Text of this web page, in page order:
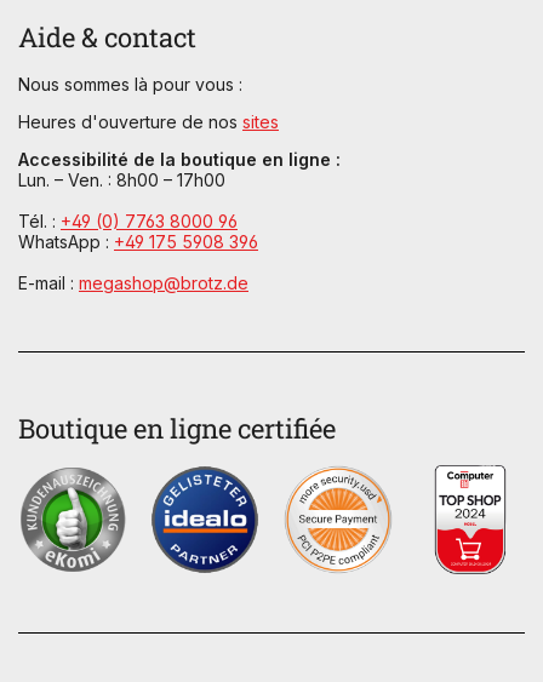
Aide & contact
Nous sommes là pour vous :
Heures d'ouverture de nos sites
Accessibilité de la boutique en ligne :
Lun. – Ven. : 8h00 – 17h00
Tél. : +49 (0) 7763 8000 96
WhatsApp : +49 175 5908 396
E-mail : megashop@brotz.de
Boutique en ligne certifiée